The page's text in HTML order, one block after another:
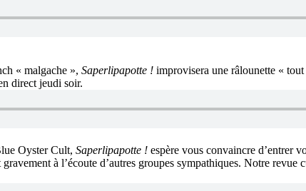
« malgache », Saperlipapotte ! improvisera une râlounette «
direct jeudi soir.
Oyster Cult, Saperlipapotte ! espère vous convaincre d’entrer
à l’écoute d’autres groupes sympathiques. Notre revue